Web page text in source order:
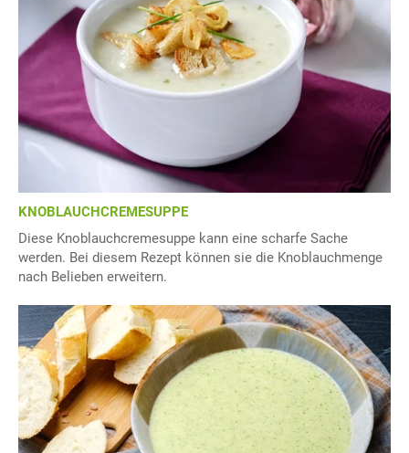
KNOBLAUCHCREMESUPPE
Diese Knoblauchcremesuppe kann eine scharfe Sache
werden. Bei diesem Rezept können sie die Knoblauchmenge
nach Belieben erweitern.